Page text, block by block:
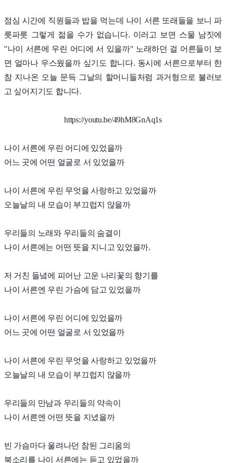
점심 시간에 직원들과 밥을 먹는데 나이 서른 또래들을 보니 파
릇파릇 그렇게 젊을 수가 없습니다. 이러고 보면 스물 남짓에
"나이 서른에 우린 어디에 서 있을까" 노래하던 걸 어른들이 보
면 얼마나 우스웠을까 싶기도 합니다. 동시에 서른으로부터 한
참 지나온 오늘 문득 그날의 할머니들처럼 과거형으로 불러보
고 싶어지기도 합니다.
https://youtu.be/49hM8GnAq1s
나이 서른에 우린 어디에 있었을까
어느 곳에 어떤 얼굴로 서 있었을까
나이 서른에 우린 무엇을 사랑하고 있었을까
오늘날의 내 모습이 부끄럽지 않을까
우리들의 노래와 우리들의 숨결이
나이 서른에는 어떤 뜻을 지니고 있었을까.
저 거친 들녘에 피어난 고운 나리꽃의 향기를
나이 서른엔 우린 가슴에 담고 있었을까
나이 서른에 우린 어디에 있었을까
어느 곳에 어떤 얼굴로 서 있었을까
나이 서른에 우린 무엇을 사랑하고 있었을까
오늘날의 내 모습이 부끄럽지 않을까
우리들의 만남과 우리들의 약속이
나이 서른엔 어떤 뜻을 지녔을까
빈 가슴마다 울려나던 참된 그리움의
북소리를 나이 서른에는 듣고 있었을까